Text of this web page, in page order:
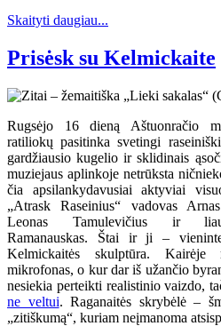
Skaityti daugiau...
Prisėsk su Kelmickaite
Rugsėjo 16 dieną Aštuonračio
ratiliokų pasitinka svetingi
gardžiausio kugelio ir sklidinais
muziejaus aplinkoje netrūksta
čia apsilankydavusiai aktyviai
„Atrask Raseinius“ vadovas
Leonas Tamulevičius ir
Ramanauskas. Štai ir ji –
Kelmickaitės skulptūra. Kairėje
mikrofonas, o kur dar iš užančio
nesiekia perteikti realistinio vaizdo,
ne veltui. Raganaitės skrybėlė –
„zitiškumą“, kuriam neįmanoma